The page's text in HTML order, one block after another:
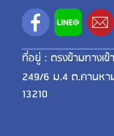
ที่อยู่ : ตรงข้ามทางเ
249/6 ม.4 ต.คานห
13210